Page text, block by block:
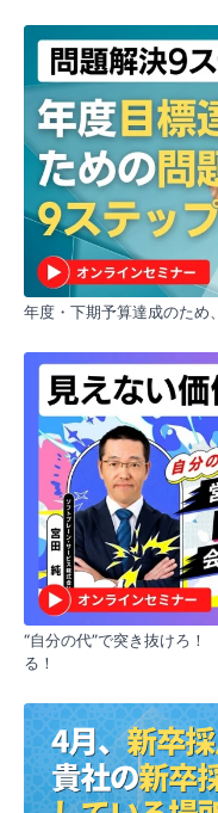
年度・下期予算達成のため
“自分の代”で突き抜けろ
る！